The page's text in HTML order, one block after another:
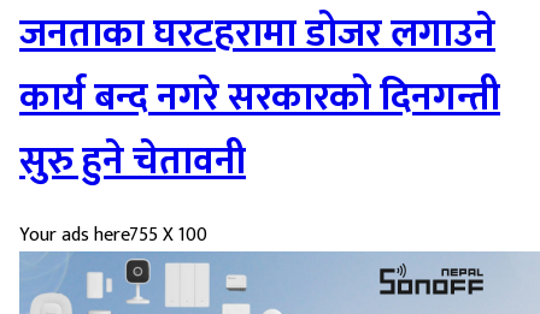
जनताका घरटहरामा डोजर लगाउने
कार्य बन्द नगरे सरकारको दिनगन्ती
सुरु हुने चेतावनी
Your ads here755 X 100